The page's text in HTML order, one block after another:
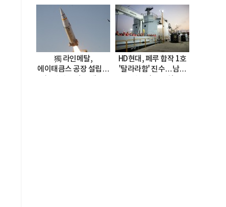
獨 라인메탈,
에이태큼스 공장 설립…
HD현대, 페루 합작 1호
'탈라라함' 진수…남미